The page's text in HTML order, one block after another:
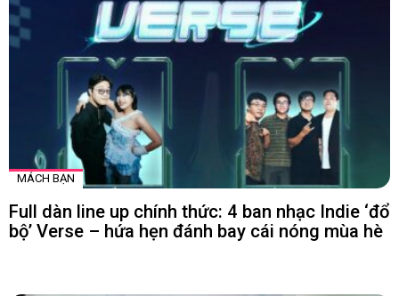
MÁCH BẠN
Full dàn line up chính thức: 4 ban nhạc Indie ‘đổ
bộ’ Verse – hứa hẹn đánh bay cái nóng mùa hè